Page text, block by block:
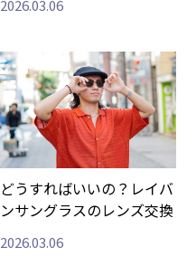
2026.03.06
どうすればいいの？レイバ
ンサングラスのレンズ交換
2026.03.06